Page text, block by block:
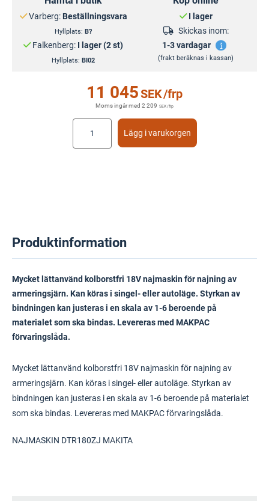
Varberg: Beställningsvara
Hyllplats: B?
Falkenberg: I lager (2 st)
Hyllplats: BI02
I lager
Skickas inom:
1-3 vardagar
(frakt beräknas i kassan)
11 045SEK/frp
Moms ingår med 2 209 SEK/frp
Lägg i varukorgen
Produktinformation
Mycket lättanvänd kolborstfri 18V najmaskin för najning av
armeringsjärn. Kan köras i singel- eller autoläge. Styrkan av
bindningen kan justeras i en skala av 1-6 beroende på
materialet som ska bindas. Levereras med MAKPAC
förvaringslåda.
Mycket lättanvänd kolborstfri 18V najmaskin för najning av
armeringsjärn. Kan köras i singel- eller autoläge. Styrkan av
bindningen kan justeras i en skala av 1-6 beroende på materialet
som ska bindas. Levereras med MAKPAC förvaringslåda.
NAJMASKIN DTR180ZJ MAKITA